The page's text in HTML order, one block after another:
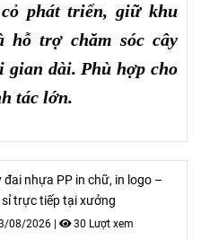
phát triển, giữ khu
hỗ trợ chăm sóc cây
gian dài. Phù hợp cho
tác lớn.
đai nhựa PP in chữ, in logo –
sỉ trực tiếp tại xưởng
08/2026 | 30 Lượt xem